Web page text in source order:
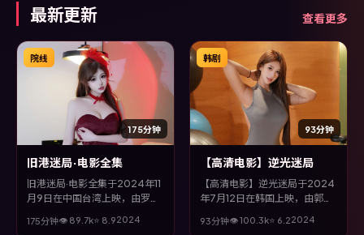
最新更新 查看更多
175分钟
院线
旧港迷局·电影全集
旧港迷局·电影全集于2024年11
月9日在中国台湾上映，由罗素
腾等主演。全片以战争类型为主
175分钟👁 89.7k⭐ 8.92024
93分钟
韩剧
【高清电影】逆光迷局
【高清电影】逆光迷局于2024
年7月12日在韩国上映，由郭帆
村拓哉等主演。全片以喜剧类型
93分钟👁100.3k⭐ 6.22024